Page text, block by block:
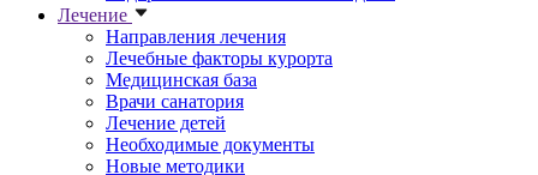
Лечение
Направления лечения
Лечебные факторы курорта
Медицинская база
Врачи санатория
Лечение детей
Необходимые документы
Новые методики